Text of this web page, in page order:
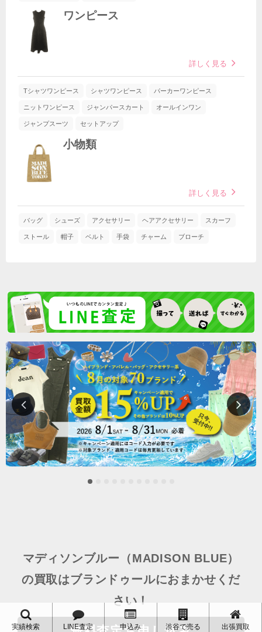
ワンピース
詳しく見る
Tシャツワンピース シャツワンピース パーカーワンピース
ニットワンピース ジャンパースカート オールインワン
ジャンプスーツ セットアップ
小物類
詳しく見る
バッグ シューズ アクセサリー ヘアアクセサリー スカーフ
ストール 帽子 ベルト 手袋 チャーム ブローチ
マディソンブルー（MADISON BLUE）
の買取はブランドゥールにおまかせくだ
さい！
実績検索 LINE査定 申込み 渋谷で売る 出張買取